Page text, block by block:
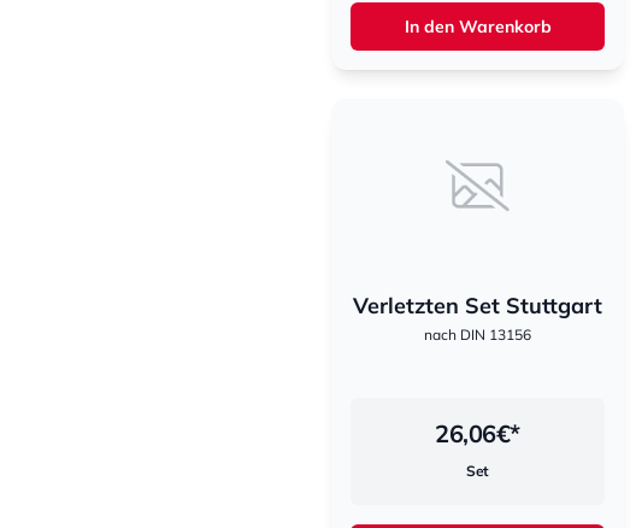
In den Warenkorb
Verletzten Set Stuttgart
nach DIN 13156
26,06€*
Set